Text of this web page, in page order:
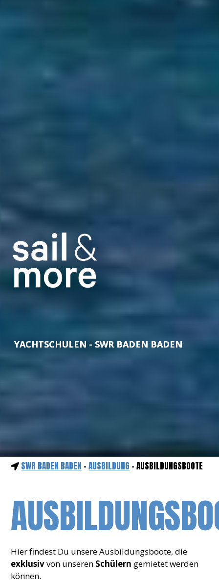
YACHTSCHULEN - SWR BADEN BADEN
SWR BADEN BADEN -AUSBILDUNG - AUSBILDUNGSBOOTE
Hier findest Du unsere Ausbildungsboote, die
exklusivvon unseren Schülern gemietet werden
können.